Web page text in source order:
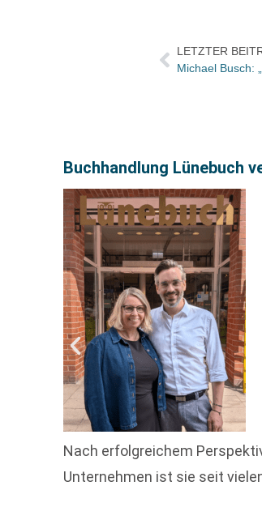
LETZTER
Buchhandlung Lünebuch
Nach erfolgreichem
Unternehmen ist sie seit